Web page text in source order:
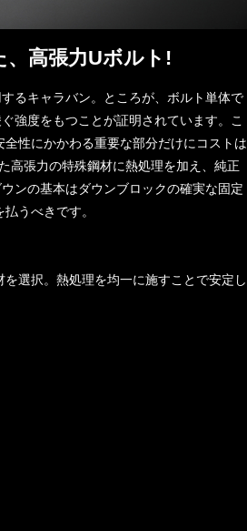
高張力Uボルト!
るキャラバン。ところが、ボルト単体で
強度をもつことが証明されています。こ
性にかかわる重要な部分だけにコストは
高張力の特殊鋼材に熱処理を加え、純正
ンの基本はダウンブロックの確実な固定
うべきです。
選択。熱処理を均一に施すことで安定し